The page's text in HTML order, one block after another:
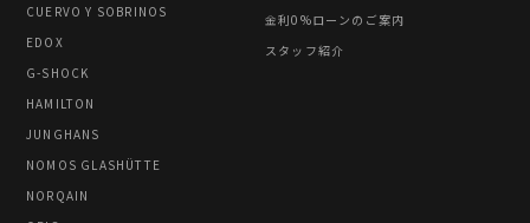
CUERVO Y SOBRINOS
EDOX
G-SHOCK
HAMILTON
JUNGHANS
NOMOS GLASHÜTTE
NORQAIN
金利0%ローンのご案内
スタッフ紹介